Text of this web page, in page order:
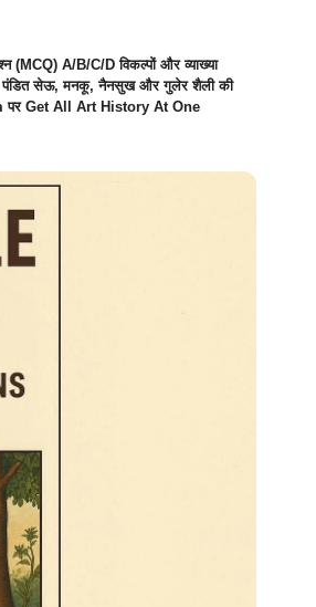
(MCQ) A/B/C/D विकल्पों और व्याख्या
पंडित सेऊ, मनकू, नैनसुख और गुलेर शैली की
पर Get All Art History At One